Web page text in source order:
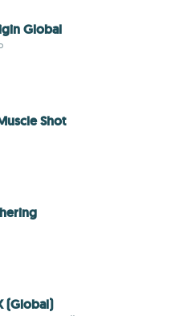
Global
Shot
(Global)